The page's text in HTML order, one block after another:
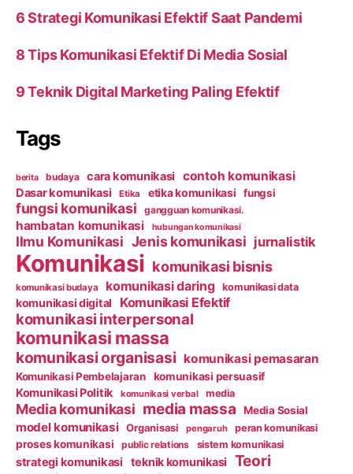
6 Strategi Komunikasi Efektif Saat Pandemi
8 Tips Komunikasi Efektif Di Media Sosial
9 Teknik Digital Marketing Paling Efektif
Tags
berita budaya cara komunikasi contoh komunikasi
Dasar komunikasi Etika etika komunikasi fungsi
fungsi komunikasi gangguan komunikasi.
hambatan komunikasi hubungan komunikasi
Ilmu Komunikasi Jenis komunikasi jurnalistik
Komunikasi komunikasi bisnis
komunikasi budaya komunikasi daring komunikasi data
komunikasi digital Komunikasi Efektif
komunikasi interpersonal
komunikasi massa
komunikasi organisasi komunikasi pemasaran
Komunikasi Pembelajaran komunikasi persuasif
Komunikasi Politik komunikasi verbal media
Media komunikasi media massa Media Sosial
model komunikasi Organisasi pengaruh peran komunikasi
proses komunikasi public relations sistem komunikasi
strategi komunikasi teknik komunikasi Teori